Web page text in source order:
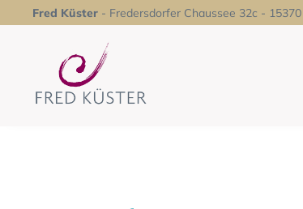
Fred Küster - Fredersdorfer Chaussee 32c -